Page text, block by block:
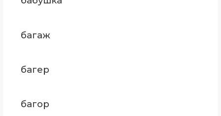
багаж
багер
багор